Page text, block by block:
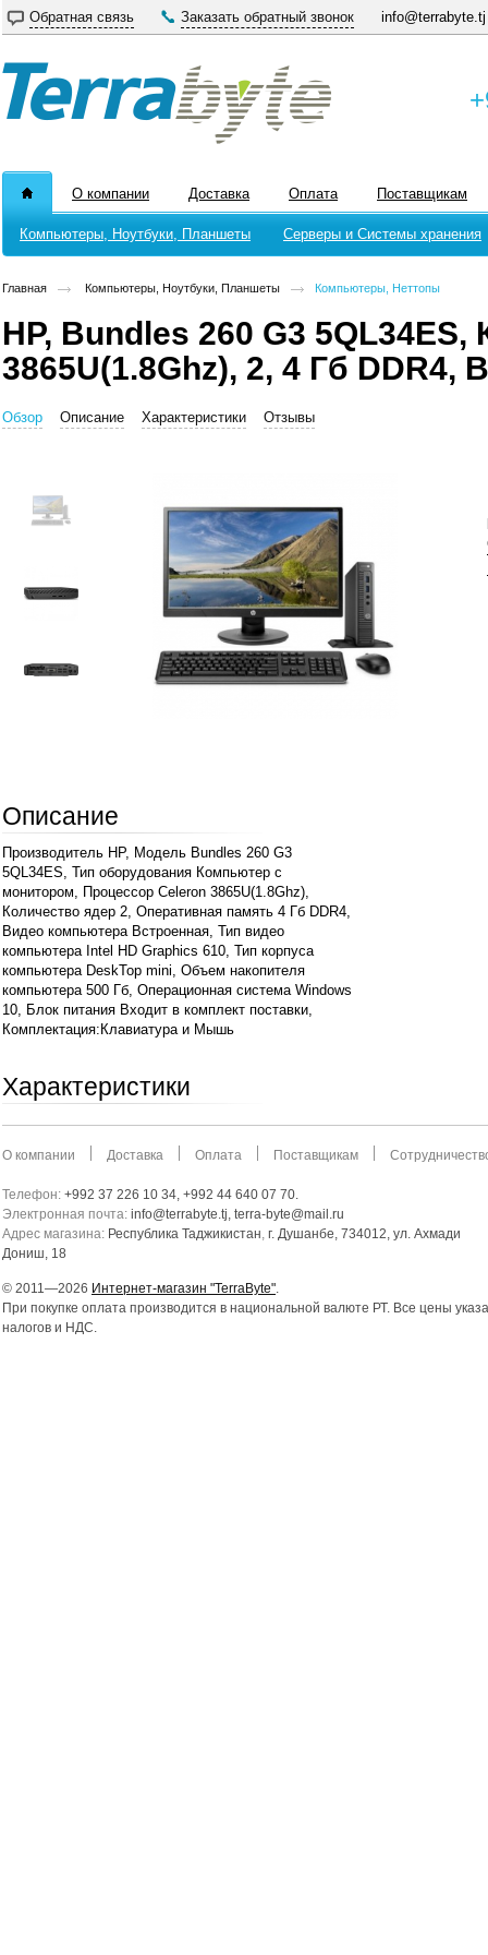
Обратная связь Заказать обратный звонок info@terrabyte.tj
О компании Доставка Оплата Поставщикам
Компьютеры, Ноутбуки, Планшеты Серверы и Системы хранения
Главная Компьютеры, Ноутбуки, Планшеты Компьютеры, Неттопы
HP, Bundles 260 G3
3865U(1.8Ghz), 2, 4 Гб DDR4,
Обзор Описание Характеристики Отзывы
Описание
Производитель HP, Модель Bundles 260 G3
5QL34ES, Тип оборудования Компьютер с
монитором, Процессор Celeron 3865U(1.8Ghz),
Количество ядер 2, Оперативная память 4 Гб DDR4,
Видео компьютера Встроенная, Тип видео
компьютера Intel HD Graphics 610, Тип корпуса
компьютера DeskTop mini, Объем накопителя
компьютера 500 Гб, Операционная система Windows
10, Блок питания Входит в комплект поставки,
Комплектация:Клавиатура и Мышь
Характеристики
О компании Доставка Оплата Поставщикам
Телефон: +992 37 226 10 34, +992 44 640 07 70.
Электронная почта: info@terrabyte.tj, terra-byte@mail.ru
Адрес магазина: Республика Таджикистан, г. Душанбе, 734012, ул. Ахмади
Дониш, 18
© 2011—2026 Интернет-магазин "TerraByte".
При покупке оплата производится в национальной валюте РТ. Все цены
налогов и НДС.